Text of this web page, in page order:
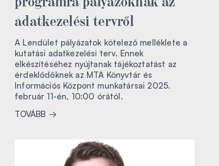
adatkezelési tervről
A Lendület pályázatok kötelező melléklete a
kutatási adatkezelési terv. Ennek
elkészítéséhez nyújtanak tájékoztatást az
érdeklődőknek az MTA Könyvtár és
Információs Központ munkatársai 2025.
február 11-én, 10:00 órától.
TOVÁBB